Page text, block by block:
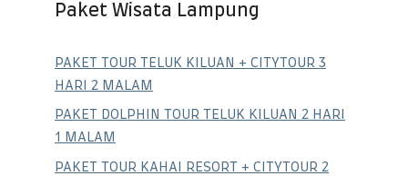
Paket Wisata Lampung
PAKET TOUR TELUK KILUAN + CITYTOUR 3
HARI 2 MALAM
PAKET DOLPHIN TOUR TELUK KILUAN 2 HARI
1 MALAM
PAKET TOUR KAHAI RESORT + CITYTOUR 2